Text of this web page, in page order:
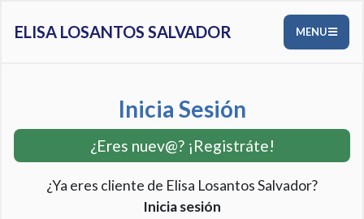
ELISA LOSANTOS SALVADOR MENU
Inicia Sesión
¿Eres nuev@? ¡Registráte!
¿Ya eres cliente de Elisa Losantos Salvador?
Inicia sesión